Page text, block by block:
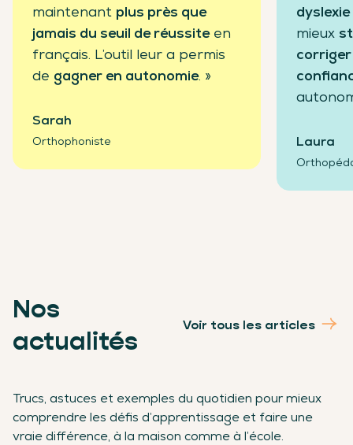
maintenant plus près que
jamais du seuil de réussiteen
français. L’outil leur a permis
de gagner en autonomie. »
Sarah
Orthophoniste
dyslexie
mieux
Laura
Nos
actualités
Voir tous les articles
Trucs, astuces et exemples du quotidien pour mieux
comprendre les défis d’apprentissage et faire une
vraie différence, à la maison comme à l’école.